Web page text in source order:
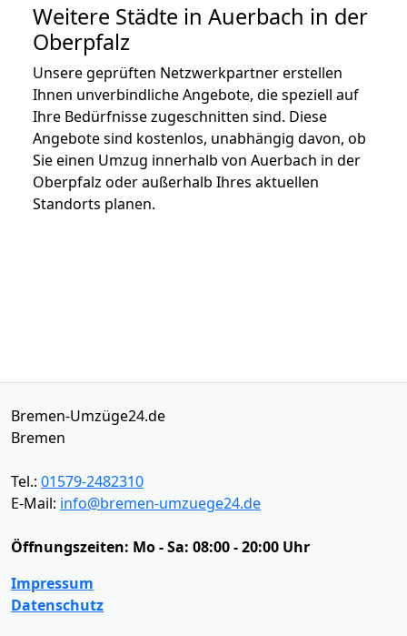
Weitere Städte in Auerbach in der
Oberpfalz
Unsere geprüften Netzwerkpartner erstellen
Ihnen unverbindliche Angebote, die speziell auf
Ihre Bedürfnisse zugeschnitten sind. Diese
Angebote sind kostenlos, unabhängig davon, ob
Sie einen Umzug innerhalb von Auerbach in der
Oberpfalz oder außerhalb Ihres aktuellen
Standorts planen.
Bremen-Umzüge24.de
Bremen
Tel.: 01579-2482310
E-Mail: info@bremen-umzuege24.de
Öffnungszeiten: Mo - Sa: 08:00 - 20:00 Uhr
Impressum
Datenschutz